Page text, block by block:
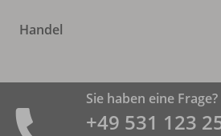
Handel
Sie haben eine Frage?
+49 531 ­123